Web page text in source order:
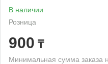
В наличии
Розница
900 ₸
Минимальная сумма заказа